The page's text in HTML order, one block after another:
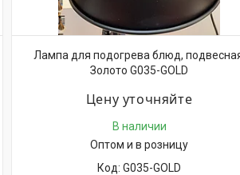
Лампа для подогрева блюд,
Золото G035-GOLD
Цену уточняйте
В наличии
Оптом и в розницу
G035-GOLD